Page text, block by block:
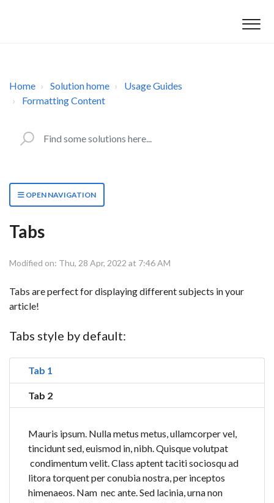
Home Solution home
Usage Guides
Formatting Content
OPEN NAVIGATION
Tabs
Modified on: Thu, 28 Apr, 2022 at 7:46 AM
Tabs are perfect for displaying different subjects in your
article!
Tabs style by default:
Tab 1
Tab 2
Mauris ipsum. Nulla metus metus, ullamcorper vel,
tincidunt sed, euismod in, nibh. Quisque volutpat
condimentum velit. Class aptent taciti sociosqu ad
litora torquent per conubia nostra, per inceptos
himenaeos. Nam nec ante. Sed lacinia, urna non